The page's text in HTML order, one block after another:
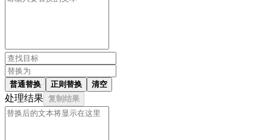
普通替换 正则替换 清空
处理结果 复制结果